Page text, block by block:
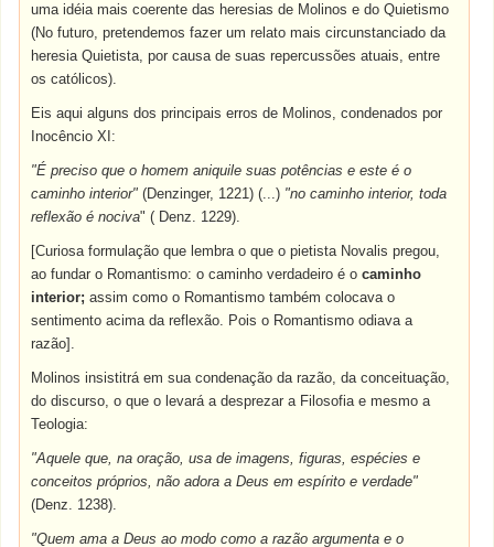
uma idéia mais coerente das heresias de Molinos e do Quietismo
(No futuro, pretendemos fazer um relato mais circunstanciado da
heresia Quietista, por causa de suas repercussões atuais, entre
os católicos).
Eis aqui alguns dos principais erros de Molinos, condenados por
Inocêncio XI:
"É preciso que o homem aniquile suas potências e este é o
caminho interior"(Denzinger, 1221) (...) "no caminho interior, toda
reflexão é nociva" ( Denz. 1229).
[Curiosa formulação que lembra o que o pietista Novalis pregou,
ao fundar o Romantismo: o caminho verdadeiro é ocaminho
interior;assim como o Romantismo também colocava o
sentimento acima da reflexão. Pois o Romantismo odiava a
razão].
Molinos insistitrá em sua condenação da razão, da conceituação,
do discurso, o que o levará a desprezar a Filosofia e mesmo a
Teologia:
"Aquele que, na oração, usa de imagens, figuras, espécies e
conceitos próprios, não adora a Deus em espírito e verdade"
(Denz. 1238).
"Quem ama a Deus ao modo como a razão argumenta e o